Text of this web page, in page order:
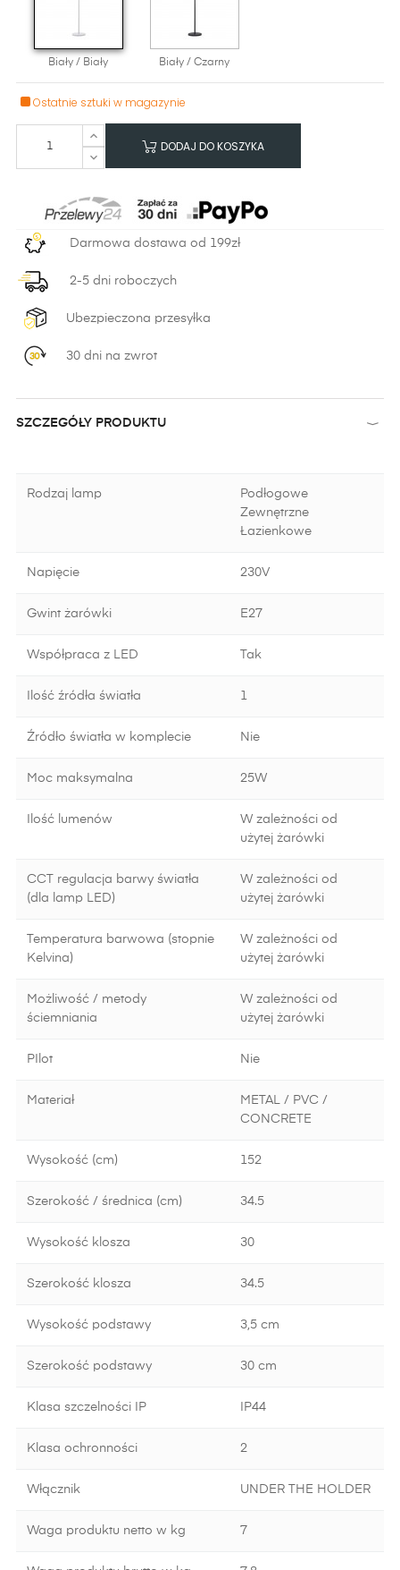
Biały / Biały Biały / Czarny
Ostatnie sztuki w magazynie
DODAJ DO KOSZYKA
Darmowa dostawa od 199zł
2-5 dni roboczych
Ubezpieczona przesyłka
30 dni na zwrot
SZCZEGÓŁY PRODUKTU
Rodzaj lamp
Podłogowe
Zewnętrzne
Łazienkowe
Napięcie 230V
Gwint żarówki E27
Współpraca z LED Tak
Ilość źródła światła 1
Źródło światła w komplecie Nie
Moc maksymalna 25W
Ilość lumenów
W zależności od
użytej żarówki
CCT regulacja barwy światła
(dla lamp LED)
W zależności od
użytej żarówki
Temperatura barwowa (stopnie
Kelvina)
W zależności od
użytej żarówki
Możliwość / metody
ściemniania
W zależności od
użytej żarówki
PIlot Nie
Materiał
METAL / PVC /
CONCRETE
Wysokość (cm) 152
Szerokość / średnica (cm) 34.5
Wysokość klosza 30
Szerokość klosza 34.5
Wysokość podstawy 3,5 cm
Szerokość podstawy 30 cm
Klasa szczelności IP IP44
Klasa ochronności 2
Włącznik UNDER THE HOLDER
Waga produktu netto w kg 7